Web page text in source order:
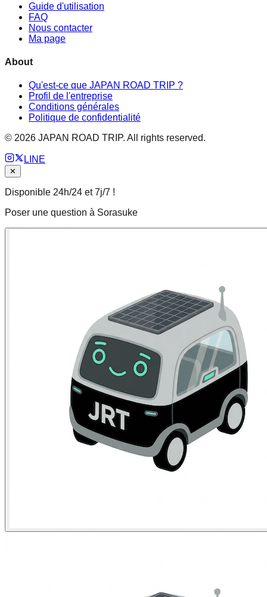
Guide d'utilisation
FAQ
Nous contacter
Ma page
About
Qu'est-ce que JAPAN ROAD TRIP ?
Profil de l'entreprise
Conditions générales
Politique de confidentialité
© 2026 JAPAN ROAD TRIP. All rights reserved.
LINE
✕
Disponible 24h/24 et 7j/7 !
Poser une question à Sorasuke